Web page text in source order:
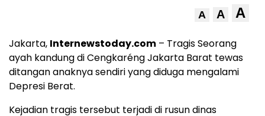
A A A
Jakarta, Internewstoday.com – Tragis Seorang
ayah kandung di Cengkaréng Jakarta Barat tewas
ditangan anaknya sendiri yang diduga mengalami
Depresi Berat.
Kejadian tragis tersebut terjadi di rusun dinas